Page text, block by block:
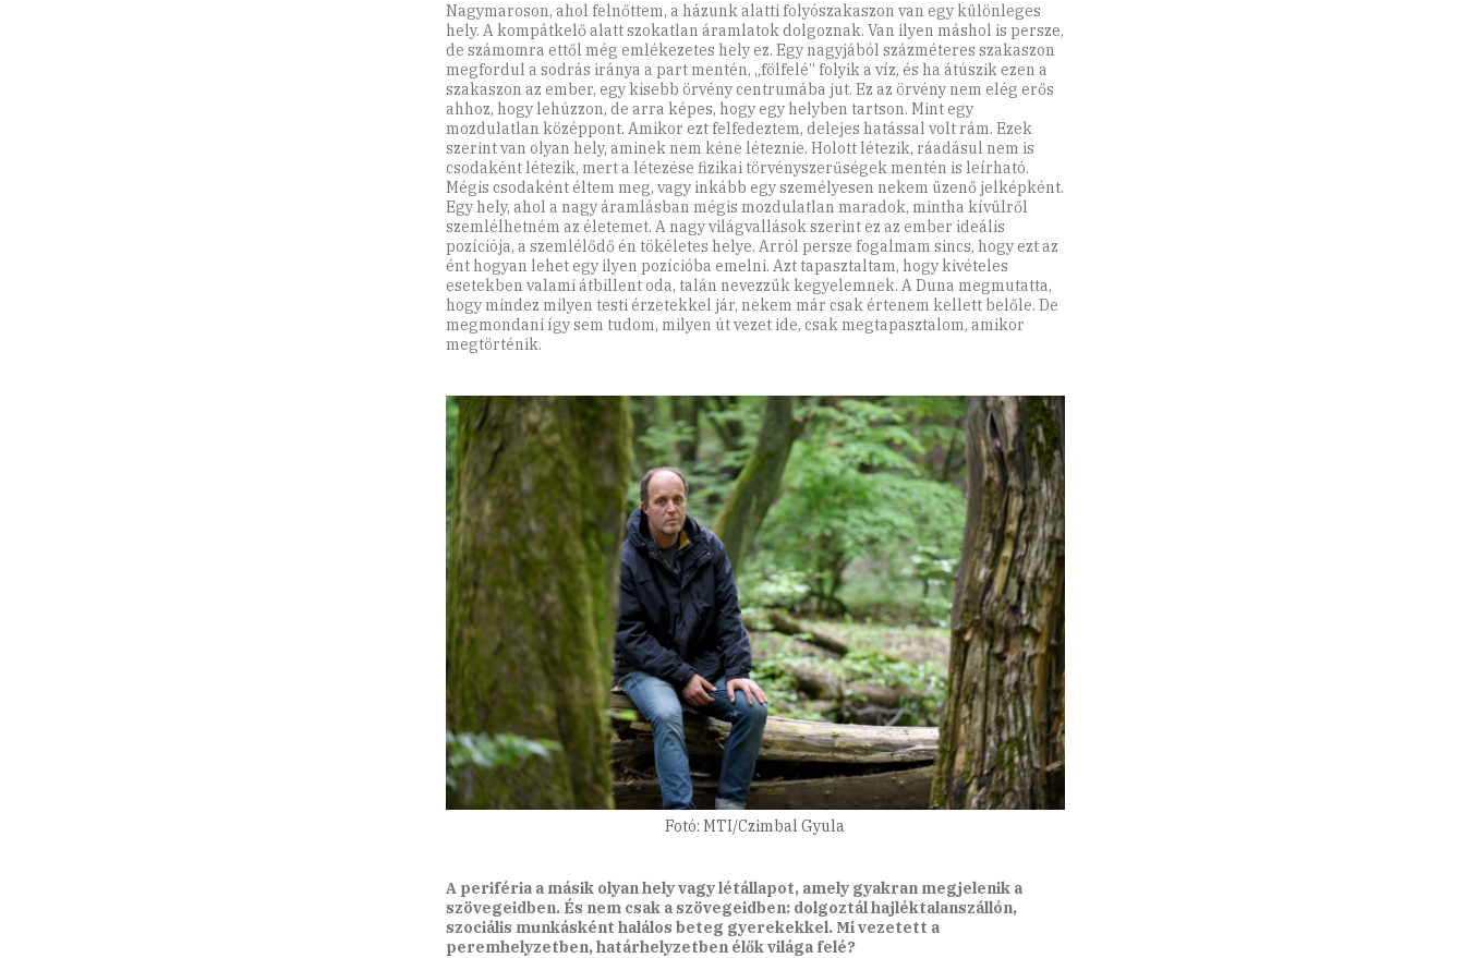
Nagymaroson, ahol felnőttem, a házunk alatti folyószakaszon van egy különleges
hely. A kompátkelő alatt szokatlan áramlatok dolgoznak. Van ilyen máshol is persze,
de számomra ettől még emlékezetes hely ez. Egy nagyjából százméteres szakaszon
megfordul a sodrás iránya a part mentén, „fölfelé” folyik a víz, és ha átúszik ezen a
szakaszon az ember, egy kisebb örvény centrumába jut. Ez az örvény nem elég erős
ahhoz, hogy lehúzzon, de arra képes, hogy egy helyben tartson. Mint egy
mozdulatlan középpont. Amikor ezt felfedeztem, delejes hatással volt rám. Ezek
szerint van olyan hely, aminek nem kéne léteznie. Holott létezik, ráadásul nem is
csodaként létezik, mert a létezése fizikai törvényszerűségek mentén is leírható.
Mégis csodaként éltem meg, vagy inkább egy személyesen nekem üzenő jelképként.
Egy hely, ahol a nagy áramlásban mégis mozdulatlan maradok, mintha kívülről
szemlélhetném az életemet. A nagy világvallások szerint ez az ember ideális
pozíciója, a szemlélődő én tökéletes helye. Arról persze fogalmam sincs, hogy ezt az
ént hogyan lehet egy ilyen pozícióba emelni. Azt tapasztaltam, hogy kivételes
esetekben valami átbillent oda, talán nevezzük kegyelemnek. A Duna megmutatta,
hogy mindez milyen testi érzetekkel jár, nekem már csak értenem kellett belőle. De
megmondani így sem tudom, milyen út vezet ide, csak megtapasztalom, amikor
megtörténik.
Fotó: MTI/Czimbal Gyula
A periféria a másik olyan hely vagy létállapot, amely gyakran megjelenik a
szövegeidben. És nem csak a szövegeidben: dolgoztál hajléktalanszállón,
szociális munkásként halálos beteg gyerekekkel. Mi vezetett a
peremhelyzetben, határhelyzetben élők világa felé?